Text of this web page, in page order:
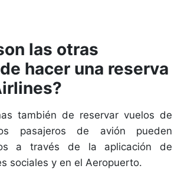
las otras
hacer una reserva
también de reservar vuelos de
pasajeros de avión pueden
a través de la aplicación de
sociales y en el Aeropuerto.